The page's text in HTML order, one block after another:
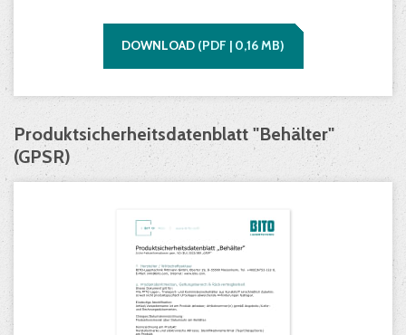
DOWNLOAD (PDF | 0,16MB)
Produktsicherheitsdatenblatt "Behälter"
(GPSR)